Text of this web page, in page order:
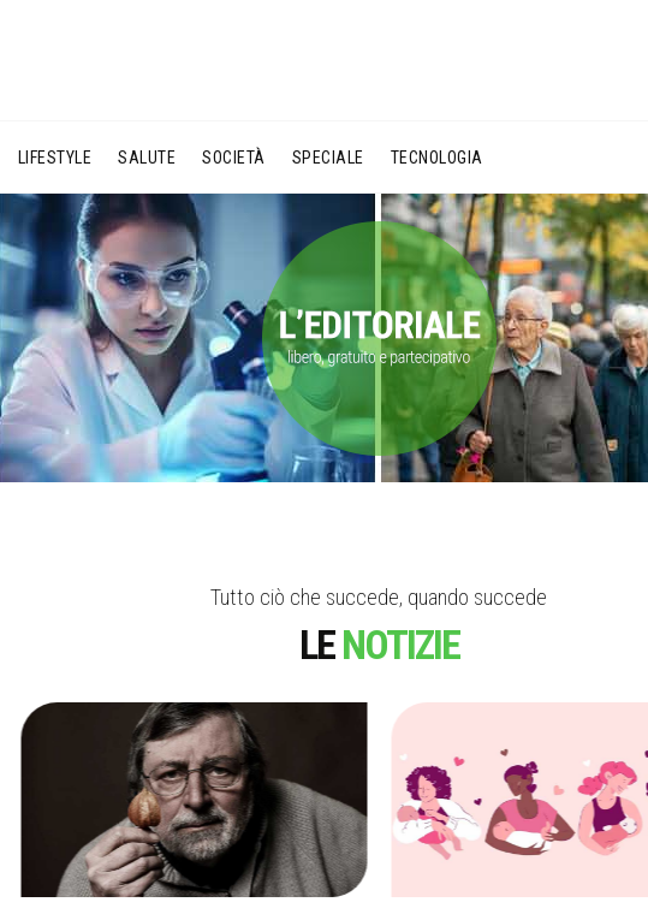
LIFESTYLE SALUTE SOCIETÀ SPECIALE TECNOLOGIA
Tutto ciò che succede, quando succede
LENOTIZIE